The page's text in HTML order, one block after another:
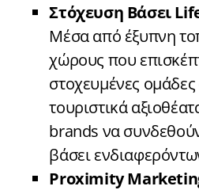
Στόχευση Βάσει
Μέσα από έξυπνη
χώρους που
στοχευμένες
τουριστικά
brands να
βάσει
Proximity